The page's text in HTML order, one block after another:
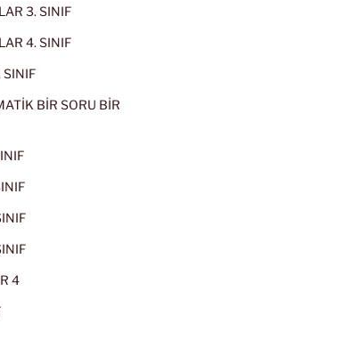
3. SINIF
4. SINIF
SINIF
BİR SORU BİR
4